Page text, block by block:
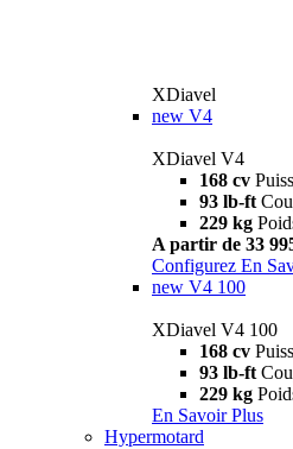
XDiavel
new V4
XDiavel V4
168 cv
93 lb-ft
229 kg
A partir de 33
Configurez En
new V4 100
XDiavel V4 100
168 cv
93 lb-ft
229 kg
En Savoir Plus
Hypermotard